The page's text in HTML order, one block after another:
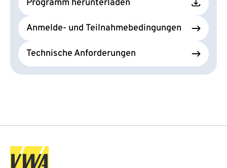
Programm herunterladen
Anmelde- und Teilnahmebedingungen
Technische Anforderungen